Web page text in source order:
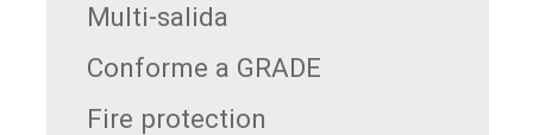
Multi-salida
Conforme a GRADE
Fire protection